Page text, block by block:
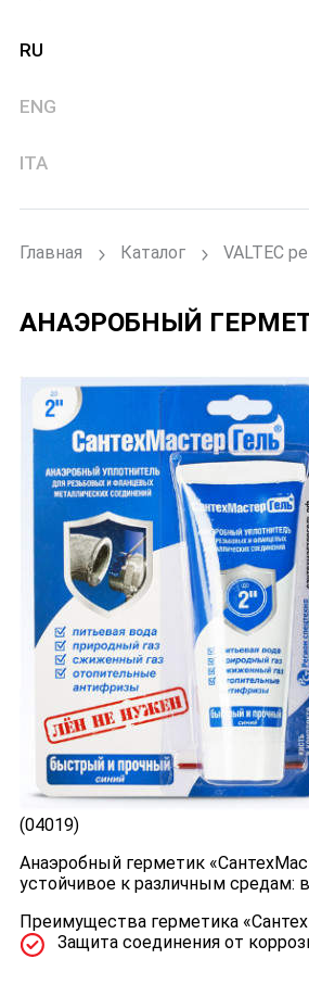
RU
ENG
ITA
Главная Каталог VALTEC
АНАЭРОБНЫЙ
(04019)
Анаэробный герметик
устойчивое к различным средам:
Преимущества герметика
Защита соединения от